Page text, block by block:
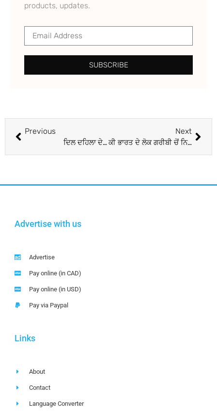
products, updates.
SUBSCRIBE
Previous
ਦਿਲ ਦਹਿਲਾ ਦੇਣ ਵਾਲਾ ਮਾਮਲਾ ਆਇਆ ਸਾਹਮਣੇ: ਬਿਲਡਰ, ਪਤਨੀ ਤੇ ਪੁੱਤਰ ਨੇ ਲਿਆ ਫਾਹਾ, ਲਾਸ਼ਾਂ ਬਰਾਮਦ ਇੱਥੋਂ ਦੇ ਹੁਰਾਵਲੀ ਇਲਾਕੇ ਵਿਚ ਐਤਵਾਰ ਨੂੰ ਬਿਲਡਰ ਜਤਿੰਦਰ ਝਾਅ ਜੀਤੂ, ਉਸ ਦੀ ਪਤਨੀ ਪਿ੍ਰੰਸੀਪਲ ਤ੍ਰਿਵੇਣੀ ਤੇ ਪੁੱਤਰ ਅਚਲ ਦੀ ਦਿਲ ਦਹਿਲਾ ਦੇਣ ਵਾਲੀ ਮੌਤ ਦਾ ਮਾਮਲਾ ਸਾਹਮਣੇ ਆਇਆ ਹੈ। ਘਰ ਵਿੱਚੋਂ ਇਨ੍ਹਾਂ ਦੀਆਂ ਲਾਸ਼ਾਂ ਮਿਲੀਆਂ ਹਨ ਤੇ ਤਿੰਨਾਂ ਨੇ ਫਾਹਾ ਲਿਆ ਹੋਇਆ ਸੀ। National3 hours ago
Next
ਕੀ ਭਾਰਤ ਦੇ ਲੋਕ ਗਰੀਬੀ ਚੋਂ ਨਿਕਲ ਸਕਣਗੇ?
Advertise with us
Advertise
Pay online (in CAD)
Pay online (in USD)
Pay via Paypal
Links
About
Contact
Language Converter